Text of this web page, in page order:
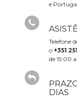
e
Telefone
o +351
de 15:00
DIAS